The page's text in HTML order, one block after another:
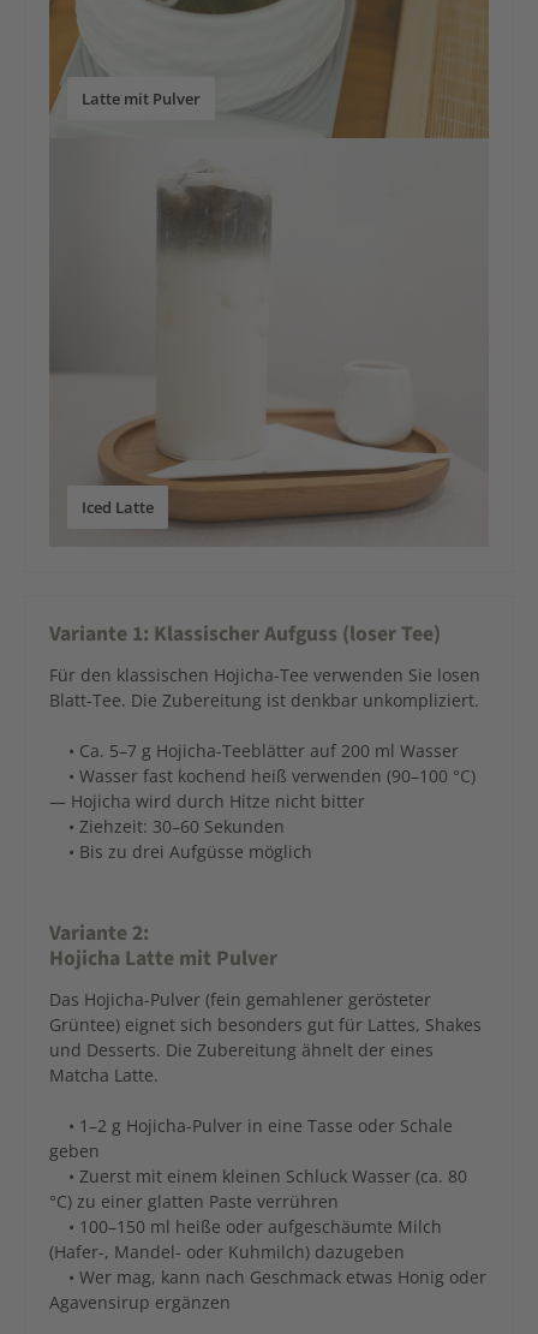
Latte mit Pulver
Iced Latte
Variante 1: Klassischer Aufguss (loser Tee)
Für den klassischen Hojicha-Tee verwenden Sie losen
Blatt-Tee. Die Zubereitung ist denkbar unkompliziert.
• Ca. 5–7 g Hojicha-Teeblätter auf 200 ml Wasser
• Wasser fast kochend heiß verwenden (90–100 °C)
— Hojicha wird durch Hitze nicht bitter
• Ziehzeit: 30–60 Sekunden
• Bis zu drei Aufgüsse möglich
Variante 2:
Hojicha Latte mit Pulver
Das Hojicha-Pulver (fein gemahlener gerösteter
Grüntee) eignet sich besonders gut für Lattes, Shakes
und Desserts. Die Zubereitung ähnelt der eines
Matcha Latte.
• 1–2 g Hojicha-Pulver in eine Tasse oder Schale
geben
• Zuerst mit einem kleinen Schluck Wasser (ca. 80
°C) zu einer glatten Paste verrühren
• 100–150 ml heiße oder aufgeschäumte Milch
(Hafer-, Mandel- oder Kuhmilch) dazugeben
• Wer mag, kann nach Geschmack etwas Honig oder
Agavensirup ergänzen